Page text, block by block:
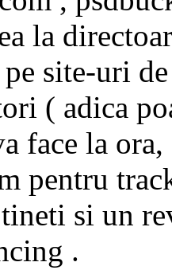
la
site-uri
( adica
face la
pentru
si un
.